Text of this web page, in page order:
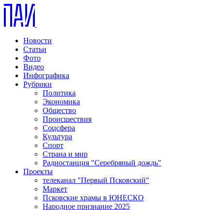
Новости
Статьи
Фото
Видео
Инфографика
Рубрики
Политика
Экономика
Общество
Происшествия
Соцсфера
Культура
Спорт
Страна и мир
Радиостанция "Серебряный дождь"
Проекты
телеканал "Первый Псковский"
Маркет
Псковские храмы в ЮНЕСКО
Народное признание 2025